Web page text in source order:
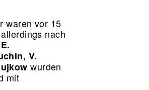
waren vor 15
nach
E.
V.
wurden
mit